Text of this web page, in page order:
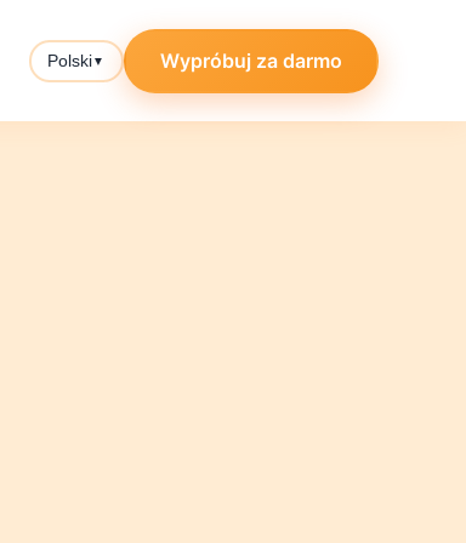
Polski▼ Wypróbuj za darmo